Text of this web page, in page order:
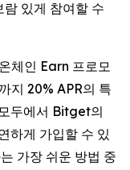
있게 참여할 수
체인 Earn 프로모
지 20% APR의 특
두에서 Bitget의
하게 가입할 수 있
가장 쉬운 방법 중